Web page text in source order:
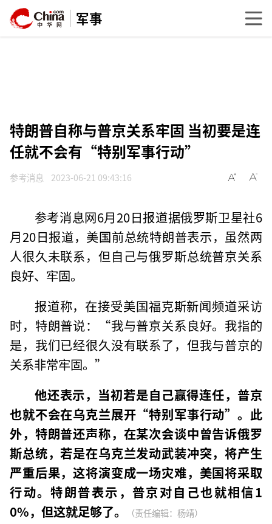
军事
特朗普自称与普京关系牢固 当初要是连
任就不会有“特别军事行动”
参考消息 2023-06-21 09:43:16
参考消息网6月20日报道据俄罗斯卫星社6
月20日报道，美国前总统特朗普表示，虽然两
人很久未联系，但自己与俄罗斯总统普京关系
良好、牢固。
报道称，在接受美国福克斯新闻频道采访
时，特朗普说：“我与普京关系良好。我指的
是，我们已经很久没有联系了，但我与普京的
关系非常牢固。”
他还表示，当初若是自己赢得连任，普京
也就不会在乌克兰展开“特别军事行动”。此
外，特朗普还声称，在某次会谈中曾告诉俄罗
斯总统，若是在乌克兰发动武装冲突，将产生
严重后果，这将演变成一场灾难，美国将采取
行动。特朗普表示，普京对自己也就相信1
0%，但这就足够了。
（责任编辑：杨靖）